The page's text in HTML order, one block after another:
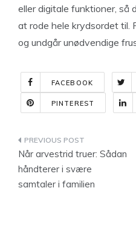
eller digitale funktioner, så
at rode hele krydsordet til.
og undgår unødvendige
FACEBOOK
PINTEREST
Når arvestrid truer: Sådan
håndterer i svære
samtaler i familien